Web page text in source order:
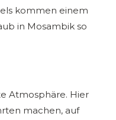
kommen einem
in Mosambik so
Atmosphäre. Hier
machen, auf